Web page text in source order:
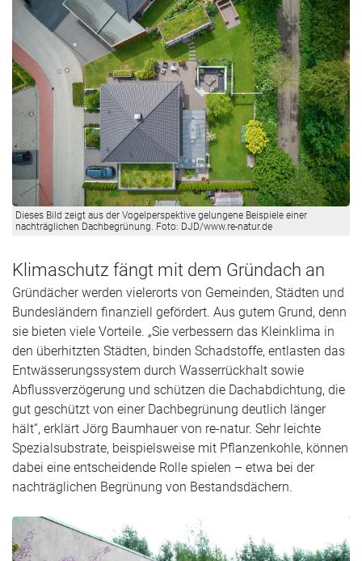
Dieses Bild zeigt aus der Vogelperspektive gelungene Beispiele einer
nachträglichen Dachbegrünung. Foto: DJD/www.re-natur.de
Klimaschutz fängt mit dem Gründach an
Gründächer werden vielerorts von Gemeinden, Städten und
Bundesländern finanziell gefördert. Aus gutem Grund, denn
sie bieten viele Vorteile. „Sie verbessern das Kleinklima in
den überhitzten Städten, binden Schadstoffe, entlasten das
Entwässerungssystem durch Wasserrückhalt sowie
Abflussverzögerung und schützen die Dachabdichtung, die
gut geschützt von einer Dachbegrünung deutlich länger
hält“, erklärt Jörg Baumhauer von re-natur. Sehr leichte
Spezialsubstrate, beispielsweise mit Pflanzenkohle, können
dabei eine entscheidende Rolle spielen – etwa bei der
nachträglichen Begrünung von Bestandsdächern.